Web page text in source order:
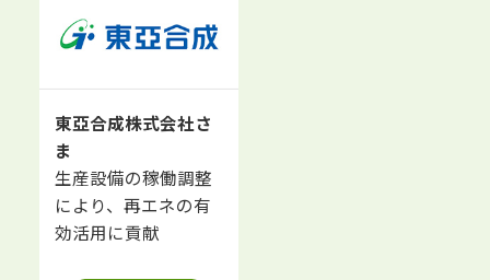
東亞合成株式会社さ
ま
生産設備の稼働調整
により、再エネの有
効活用に貢献